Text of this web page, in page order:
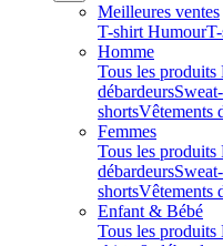
Meilleures ventes
T-shirt Humour
Homme
Tous les produits
débardeurs
shortsVêtements
Femmes
Tous les produits
débardeurs
shortsVêtements
Enfant & Bébé
Tous les